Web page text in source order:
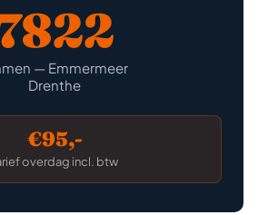
— Emmermeer
Drenthe
€95,-
overdag incl. btw